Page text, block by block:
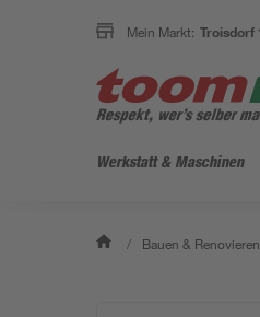
Mein Markt: Troisdorf
Werkstatt & Maschinen
/ Bauen & Renovieren